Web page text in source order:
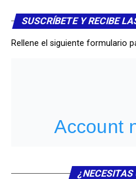
SUSCRÍBETE Y RECIBE
Rellene el siguiente formulario